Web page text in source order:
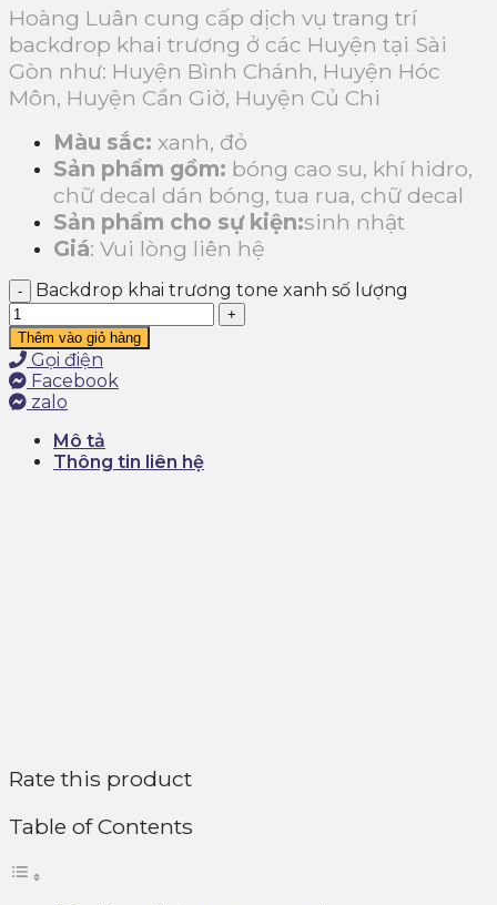
Hoàng Luân cung cấp dịch vụ trang trí
backdrop khai trương ở các Huyện tại Sài
Gòn như: Huyện Bình Chánh, Huyện Hóc
Môn, Huyện Cần Giờ, Huyện Củ Chi
Màu sắc: xanh, đỏ
Sản phẩm gồm: bóng cao su, khí hidro,
chữ decal dán bóng, tua rua, chữ decal
Sản phẩm cho sự kiện:sinh nhật
Giá: Vui lòng liên hệ
Backdrop khai trương tone xanh số lượng
Thêm vào giỏ hàng
Gọi điện
Facebook
zalo
Mô tả
Thông tin liên hệ
Rate this product
Table of Contents